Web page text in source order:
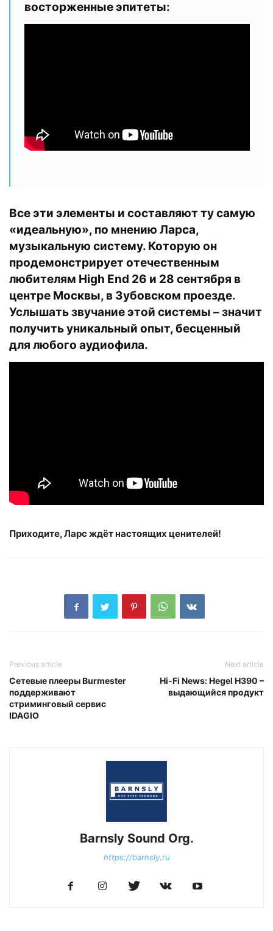
восторженные эпитеты:
Все эти элементы и составляют ту самую
«идеальную», по мнению Ларса,
музыкальную систему. Которую он
продемонстрирует отечественным
любителям High End 26 и 28 сентября в
центре Москвы, в Зубовском проезде.
Услышать звучание этой системы – значит
получить уникальный опыт, бесценный
для любого аудиофила.
Приходите, Ларс ждёт настоящих ценителей!
Previous article
Сетевые плееры Burmester
поддерживают
стриминговый сервис
IDAGIO
Next article
Hi-Fi News: Hegel H390 –
выдающийся продукт
Barnsly Sound Org.
https://barnsly.ru